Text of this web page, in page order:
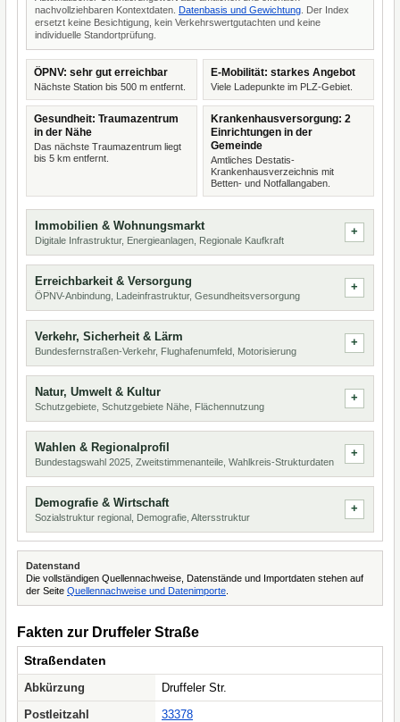
nachvollziehbaren Kontextdaten. Datenbasis und Gewichtung . Der Index
ersetzt keine Besichtigung, kein Verkehrswertgutachten und keine
individuelle Standortprüfung.
ÖPNV: sehr gut erreichbar
Nächste Station bis 500 m entfernt.
E-Mobilität: starkes Angebot
Viele Ladepunkte im PLZ-Gebiet.
Gesundheit: Traumazentrum
in der Nähe
Das nächste Traumazentrum liegt
bis 5 km entfernt.
Krankenhausversorgung: 2
Einrichtungen in der
Gemeinde
Amtliches Destatis-
Krankenhausverzeichnis mit
Betten- und Notfallangaben.
Immobilien & Wohnungsmarkt
Digitale Infrastruktur, Energieanlagen, Regionale Kaufkraft
Erreichbarkeit & Versorgung
ÖPNV-Anbindung, Ladeinfrastruktur, Gesundheitsversorgung
Verkehr, Sicherheit & Lärm
Bundesfernstraßen-Verkehr, Flughafenumfeld, Motorisierung
Natur, Umwelt & Kultur
Schutzgebiete, Schutzgebiete Nähe, Flächennutzung
Wahlen & Regionalprofil
Bundestagswahl 2025, Zweitstimmenanteile, Wahlkreis-Strukturdaten
Demografie & Wirtschaft
Sozialstruktur regional, Demografie, Altersstruktur
Datenstand
Die vollständigen Quellennachweise, Datenstände und Importdaten stehen auf
der Seite Quellennachweise und Datenimporte
Fakten zur Druffeler Straße
Straßendaten
Abkürzung
Druffeler Str.
Postleitzahl
33378